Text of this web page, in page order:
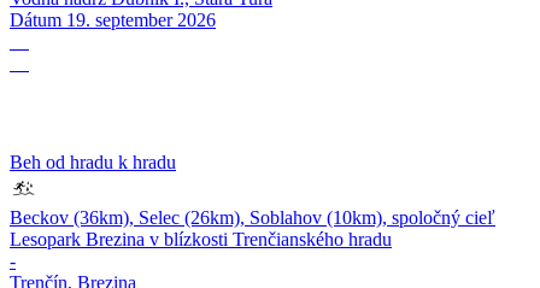
Dátum 19. september 2026
Beh od hradu k hradu
Beckov (36km), Selec (26km), Soblahov (10km), spoločný cieľ
Lesopark Brezina v blízkosti Trenčianského hradu
-
Trenčín, Brezina